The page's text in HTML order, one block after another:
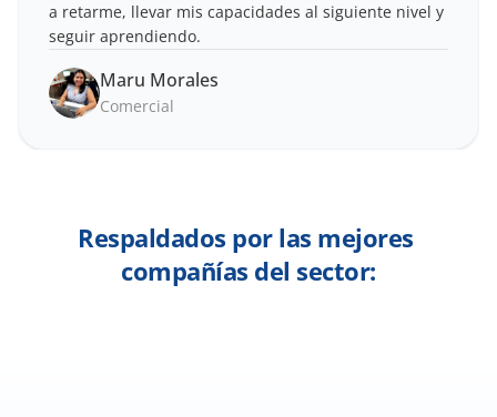
a retarme, llevar mis capacidades al siguiente nivel y
seguir aprendiendo.
Maru Morales
Comercial
Respaldados por las mejores
compañías del sector: